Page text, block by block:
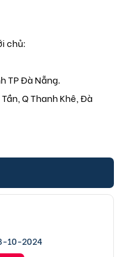
chủ:
TP Đà Nẵng.
Q Thanh Khê, Đà
10-2024